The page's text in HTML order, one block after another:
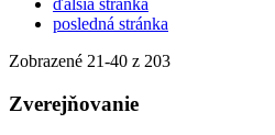
posledná stránka
Zobrazené 21-40 z 203
Zverejňovanie